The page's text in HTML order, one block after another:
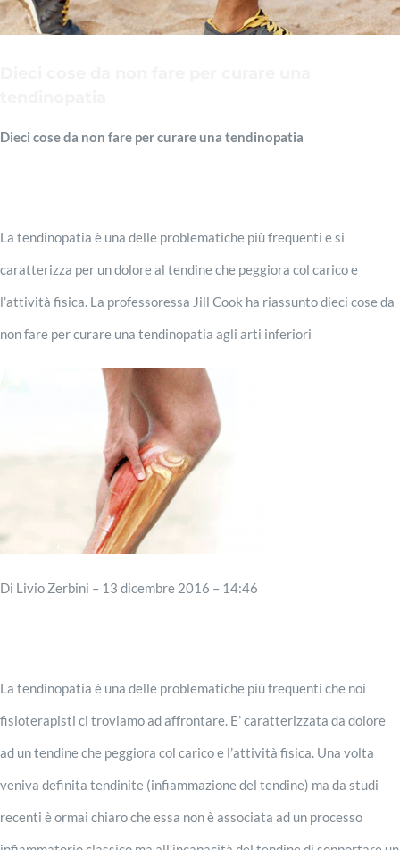
Video
Clients
Contatti
Esthetic Taping
Dieci cose da non fare per curare una tendinopatia
La tendinopatia è una delle problematiche più frequenti e si
caratterizza per un dolore al tendine che peggiora col carico e
l’attività fisica. La professoressa Jill Cook ha riassunto dieci cose da
non fare per curare una tendinopatia agli arti inferiori
Di Livio Zerbini – 13 dicembre 2016 – 14:46
La tendinopatia è una delle problematiche più frequenti che noi
fisioterapisti ci troviamo ad affrontare. E’ caratterizzata da dolore
ad un tendine che peggiora col carico e l’attività fisica. Una volta
veniva definita tendinite (infiammazione del tendine) ma da studi
recenti è ormai chiaro che essa non è associata ad un processo